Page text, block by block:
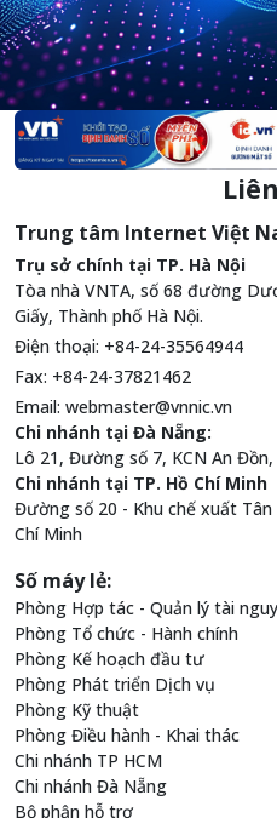
Trung tâm Internet Việt
Trụ sở chính tại TP. Hà Nội
Tòa nhà VNTA, số 68 đường
Giấy, Thành phố Hà Nội.
Điện thoại: +84-24-35564944
Fax: +84-24-37821462
Email: webmaster@vnnic.vn
Chi nhánh tại Đà Nẵng:
Lô 21, Đường số 7, KCN An
Chi nhánh tại TP. Hồ Chí Minh
Đường số 20 - Khu chế xuất Tân
Chí Minh
Số máy lẻ:
Phòng Hợp tác - Quản lý tài
Phòng Tổ chức - Hành chính
Phòng Kế hoạch đầu tư
Phòng Phát triển Dịch vụ
Phòng Kỹ thuật
Phòng Điều hành - Khai thác
Chi nhánh TP HCM
Chi nhánh Đà Nẵng
Bộ phận hỗ trợ